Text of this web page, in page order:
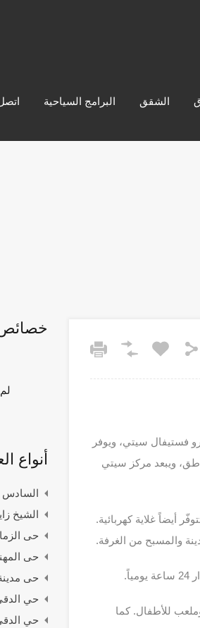
الشقق البرامج السياحية
فستيفال سيتي، ويوفر
ويبعد مركز سيتي
أيضاً غلاية كهربائية.
والمسبح من الغرفة.
للأطفال. كما
أنواع
السادس
الشيخ
حى
حى
حى
حي
حي